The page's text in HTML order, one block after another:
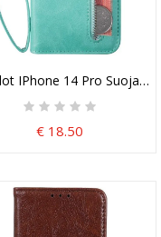
IPhone 14 Pro
€ 18.50